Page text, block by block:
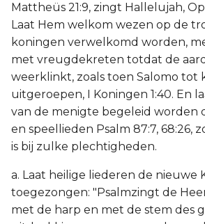
Mattheüs 21:9, zingt Hallelujah,
Laat Hem welkom wezen op de
koningen verwelkomd worden,
met vreugdekreten totdat de
weerklinkt, zoals toen Salomo tot
uitgeroepen, I Koningen 1:40. En
van de menigte begeleid worden
en speellieden Psalm 87:7, 68:26,
is bij zulke plechtigheden.
a. Laat heilige liederen de nieuwe
toegezongen: "Psalmzingt de
met de harp en met de stem des